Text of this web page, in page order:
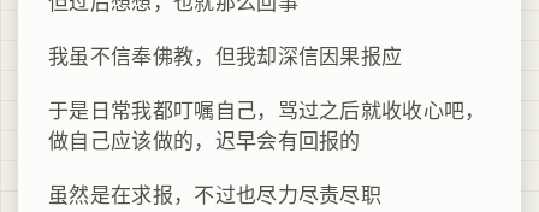
我虽不信奉佛教，但我却深信因果报应
于是日常我都叮嘱自己，骂过之后就收收心吧，
做自己应该做的，迟早会有回报的
虽然是在求报，不过也尽力尽责尽职